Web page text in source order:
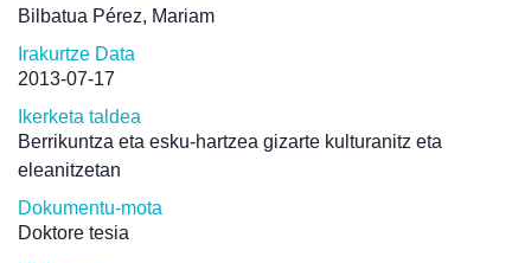
Bilbatua Pérez, Mariam
Irakurtze Data
2013-07-17
Ikerketa taldea
Berrikuntza eta esku-hartzea gizarte kulturanitz eta
eleanitzetan
Dokumentu-mota
Doktore tesia